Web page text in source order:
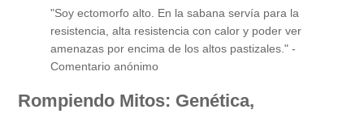
"Soy ectomorfo alto. En la sabana servía para la
resistencia, alta resistencia con calor y poder ver
amenazas por encima de los altos pastizales." -
Comentario anónimo
Rompiendo Mitos: Genética,